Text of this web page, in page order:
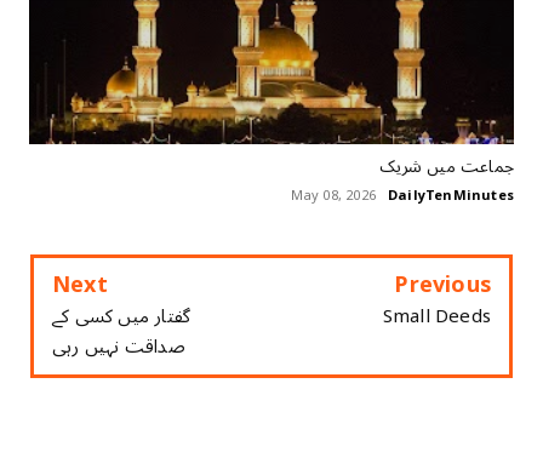
جماعت میں شریک
DailyTenMinutes
May 08, 2026
Previous
Small Deeds
Next
گفتار میں کسی کے
صداقت نہیں رہی